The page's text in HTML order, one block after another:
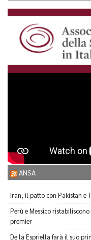
ANSA
Iran, il patto con Pakistan e
Perù e Messico
premier
De la Espriella farà il suo